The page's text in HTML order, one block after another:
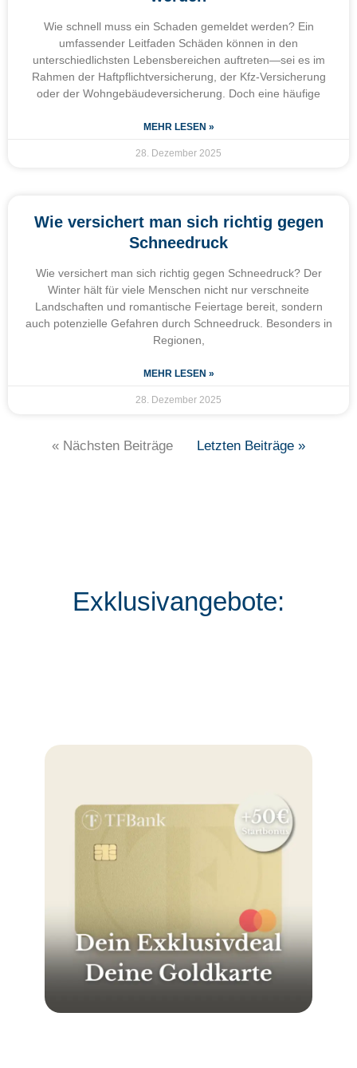
Wie schnell muss ein Schaden gemeldet werden? Ein
umfassender Leitfaden Schäden können in den
unterschiedlichsten Lebensbereichen auftreten—sei es im
Rahmen der Haftpflichtversicherung, der Kfz-Versicherung
oder der Wohngebäudeversicherung. Doch eine häufige
MEHR LESEN »
28. Dezember 2025
Wie versichert man sich richtig gegen
Schneedruck
Wie versichert man sich richtig gegen Schneedruck? Der
Winter hält für viele Menschen nicht nur verschneite
Landschaften und romantische Feiertage bereit, sondern
auch potenzielle Gefahren durch Schneedruck. Besonders in
Regionen,
MEHR LESEN »
28. Dezember 2025
« Nächsten Beiträge Letzten Beiträge »
Exklusivangebote: